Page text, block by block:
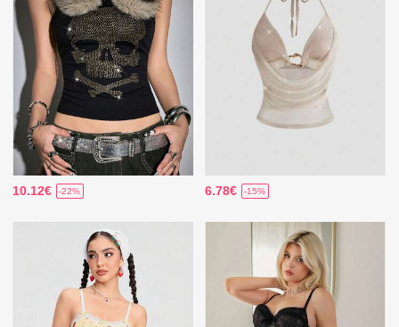
10.12€ -22% 6.78€ -15%